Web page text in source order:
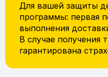
Для вашей защиты
программы: первая
выполнения
В случае получения
гарантирована